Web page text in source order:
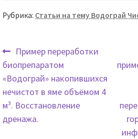
можно
на
Рубрика: Статьи на тему Водограй
Навигация
по
записям
Предыдущая
запись:
Пример переработки
биопрепаратом
«Водограй» накопившихся
нечистот в яме объёмом 4
м³. Восстановление
дренажа.